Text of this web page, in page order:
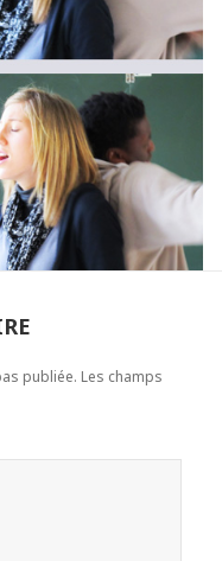
publiée. Les champs